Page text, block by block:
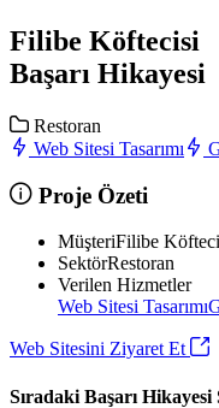
Filibe Köftecisi
Başarı Hikayesi
Restoran
Web Sitesi Tasarımı
Proje Özeti
MüşteriFilibe
SektörRestoran
Verilen Hizmetler
Web Sitesi Tasarımı
Web Sitesini Ziyaret Et
Sıradaki Başarı Hikayesi